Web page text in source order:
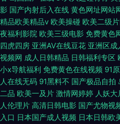
影 国产内射后入在线 黄色网址网站
精品欧美精品v 欧美操碰 欧美二级
夜福利影院 欧美三级电影 免费黄色
四虎四房 亚洲AV在线豆花 亚洲区成
视频网 成人日韩精品 日韩福利专区
小x导航福利 免费黄色在线视频 91
人在线无码 91黑料不 国产极品自拍
二品 欧美一及片 激情网婷婷 人妖大
人伦理片 高清日韩电影 国产尤物视
入口 日本国产成人视频 日本日韩欧